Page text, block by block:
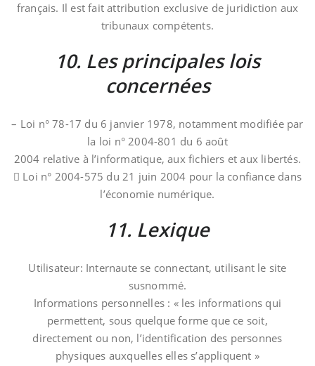
français. Il est fait attribution exclusive de juridiction aux
tribunaux compétents.
10. Les principales lois
concernées
– Loi n° 78-17 du 6 janvier 1978, notamment modifiée par
la loi n° 2004-801 du 6 août
2004 relative à l’informatique, aux fichiers et aux libertés.
 Loi n° 2004-575 du 21 juin 2004 pour la confiance dans
l’économie numérique.
11. Lexique
Utilisateur: Internaute se connectant, utilisant le site
susnommé.
Informations personnelles : « les informations qui
permettent, sous quelque forme que ce soit,
directement ou non, l’identification des personnes
physiques auxquelles elles s’appliquent »